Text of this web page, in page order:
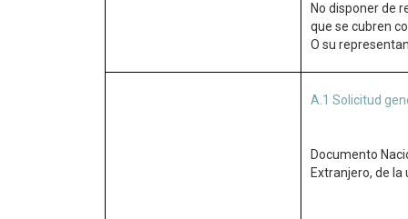
No disponer de
que se cubren
O su
A.1 Solicitud
Documento
Extranjero, de la